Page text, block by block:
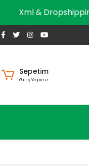
Xml &
Sepetim
Giriş Yapınız